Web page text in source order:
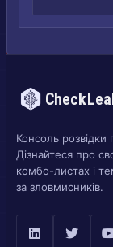
Консоль
Дізнайтеся про
комбо-листах і
за зловмисників.